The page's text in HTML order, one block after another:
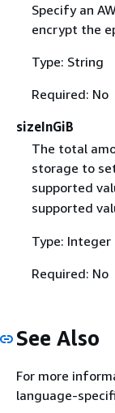
Specify an
encrypt the
Type: String
Required: No
sizeInGiB
The total
storage to
supported
supported
Type: Integer
Required: No
See Also
For more
language-